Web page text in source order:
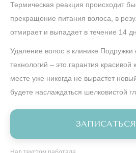
Термическая реакция происходит
прекращение питания волоса, в
отмирает и выпадает в течение 14
Удаление волос в клинике
технологий – это гарантия
месте уже никогда не вырастет
будете наслаждаться шелковистой
ЗАПИСАТЬСЯ